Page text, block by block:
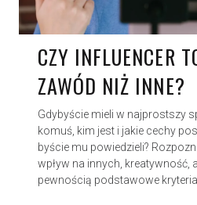
CZY INFLUENCER
ZAWÓD NIŻ INNE?
Gdybyście mieli w najprostszy
komuś, kim jest i jakie cechy
byście mu powiedzieli?
wpływ na innych, kreatywność,
pewnością podstawowe